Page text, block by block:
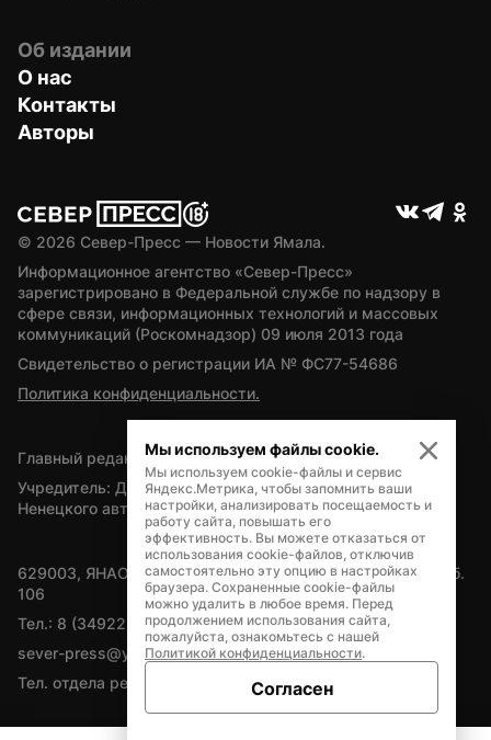
Об издании
О нас
Контакты
Авторы
© 2026 Север-Пресс — Новости Ямала.
Информационное агентство «Север-Пресс»
зарегистрировано в Федеральной службе по надзору в
сфере связи, информационных технологий и массовых
коммуникаций (Роскомнадзор) 09 июля 2013 года
Свидетельство о регистрации ИА № ФС77-54686
Политика конфиденциальности.
Главный редактор — А.Л. Поздеев
Учредитель: Департамент внутренней политики Ямало-
Ненецкого автономного округа
629003, ЯНАО, Салехард, мкр. Богдана Кнунянца, д.1, каб.
106
Тел.: 8 (34922) 71262
sever-press@yamal-media.ru
Тел. отдела рекламы: 8 (34922) 42728
Мы используем файлы cookie.
Мы используем cookie-файлы и сервис
Яндекс.Метрика, чтобы запомнить ваши
настройки, анализировать посещаемость и
работу сайта, повышать его
эффективность. Вы можете отказаться от
использования cookie-файлов, отключив
самостоятельно эту опцию в настройках
браузера. Сохраненные cookie-файлы
можно удалить в любое время. Перед
продолжением использования сайта,
пожалуйста, ознакомьтесь с нашей
Политикой конфиденциальности.
Согласен